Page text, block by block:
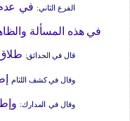
الفرع الثاني: في عدم
في هذه المسألة
قال في الحدائق:
وقال في كشف اللثام
وقال في المدارك: